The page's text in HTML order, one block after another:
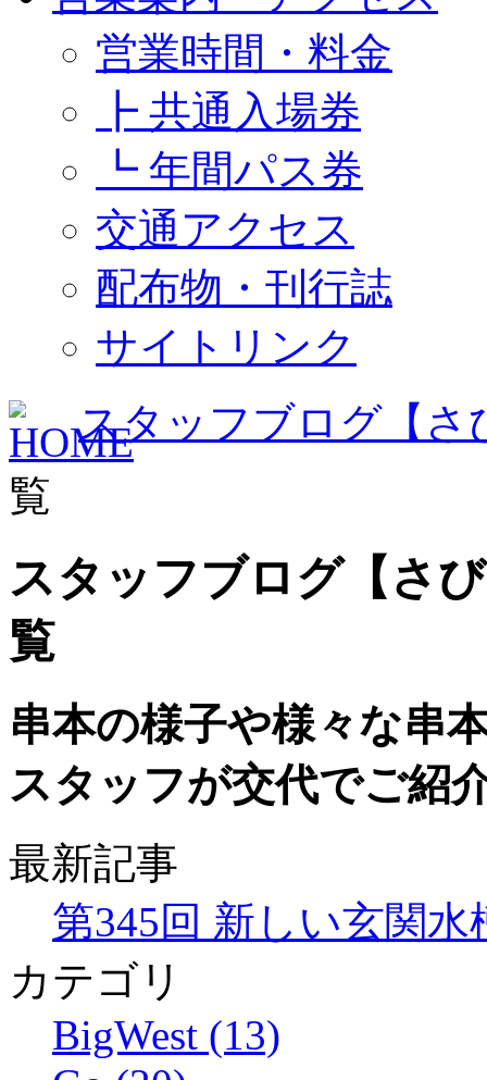
営業時間・料金
┣ 共通入場券
┗ 年間パス券
交通アクセス
配布物・刊行誌
サイトリンク
スタッフブログ【さ
覧
スタッフブログ【さ
覧
串本の様子や様々な串
スタッフが交代でご紹
最新記事
第345回 新しい玄関水
カテゴリ
BigWest (13)